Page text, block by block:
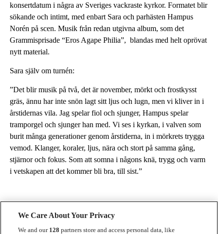
konsertdatum i några av Sveriges vackraste kyrkor. Formatet blir
sökande och intimt, med enbart Sara och parhästen Hampus
Norén på scen. Musik från redan utgivna album, som det
Grammisprisade “Eros Agape Philia”, blandas med helt oprövat
nytt material.
Sara själv om turnén:
”Det blir musik på två, det är november, mörkt och frostkysst
gräs, ännu har inte snön lagt sitt ljus och lugn, men vi kliver in i
årstidernas vila. Jag spelar fiol och sjunger, Hampus spelar
tramporgel och sjunger han med. Vi ses i kyrkan, i valven som
burit många generationer genom årstiderna, in i mörkrets trygga
vemod. Klanger, koraler, ljus, nära och stort på samma gång,
stjärnor och fokus. Som att somna i någons knä, trygg och varm
i vetskapen att det kommer bli bra, till sist.”
We Care About Your Privacy
We and our 128 partners store and access personal data, like